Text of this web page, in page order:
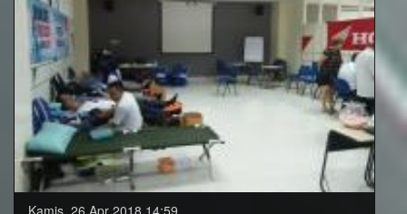
Kamis, 26 Apr 2018 14:59